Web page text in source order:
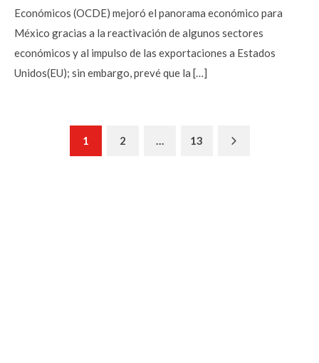
Económicos (OCDE) mejoró el panorama económico para
México gracias a la reactivación de algunos sectores
económicos y al impulso de las exportaciones a Estados
Unidos(EU); sin embargo, prevé que la […]
1 2 … 13